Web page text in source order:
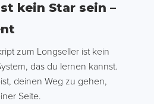
kein Star sein –
zum Longseller ist kein
das du lernen kannst.
deinen Weg zu gehen,
Seite.